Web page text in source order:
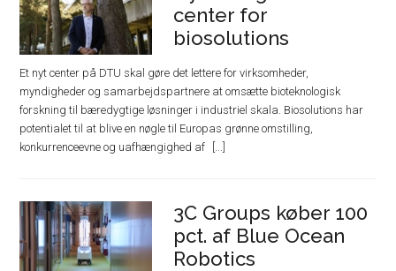
center for
biosolutions
Et nyt center på DTU skal gøre det lettere for virksomheder,
myndigheder og samarbejdspartnere at omsætte bioteknologisk
forskning til bæredygtige løsninger i industriel skala. Biosolutions har
potentialet til at blive en nøgle til Europas grønne omstilling,
konkurrenceevne og uafhængighed af
3C Groups køber 100
pct. af Blue Ocean
Robotics